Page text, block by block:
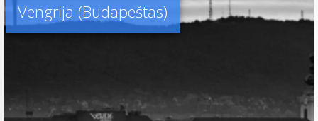
Vengrija (Budapeštas)